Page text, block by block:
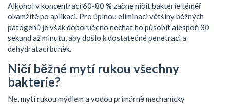
Alkohol v koncentraci 60-80 % začne ničit bakterie téměř
okamžitě po aplikaci. Pro úplnou eliminaci většiny běžných
patogenů je však doporučeno nechat ho působit alespoň 30
sekund až minutu, aby došlo k dostatečné penetraci a
dehydrataci buněk.
Ničí běžné mytí rukou všechny
bakterie?
Ne, mytí rukou mýdlem a vodou primárně mechanicky